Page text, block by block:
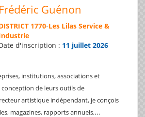
Frédéric Guénon
1770-Les Lilas Service &
d'inscription : 11 juillet 2026
institutions, associations et
de leurs outils de
artistique indépendant, je conçois
magazines, rapports annuels,...